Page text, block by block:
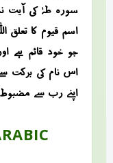
اسم قیوم کا تعلق
جو خود قائم ہے
اس نام کی برکت
اپنے رب سے مضبوط